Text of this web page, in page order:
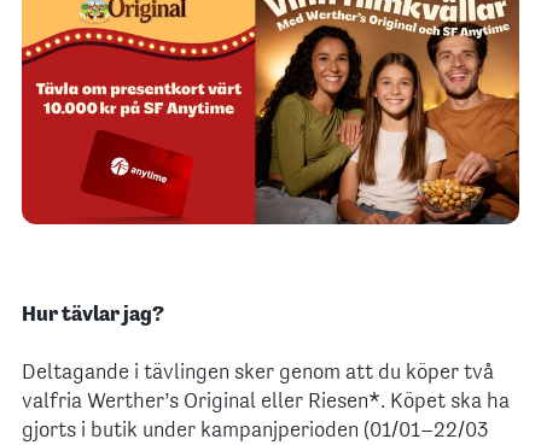
Hur tävlar jag?
Deltagande i tävlingen sker genom att du köper två
valfria Werther’s Original eller Riesen*. Köpet ska ha
gjorts i butik under kampanjperioden (01/01–22/03